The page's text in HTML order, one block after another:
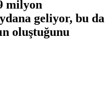
milyon
geliyor, bu da
oluştuğunu